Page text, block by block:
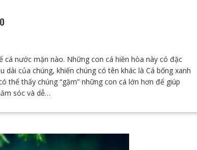
nước mặn nào. Những con cá hiền hòa này có đặc
của chúng, khiến chúng có tên khác là Cá bống xanh
thể thấy chúng “gặm” những con cá lớn hơn để giúp
sóc và dễ…